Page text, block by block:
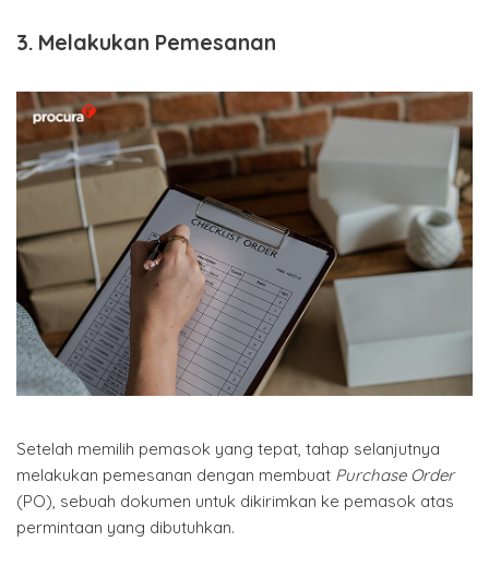
3. Melakukan Pemesanan
Setelah memilih pemasok yang tepat, tahap selanjutnya
melakukan pemesanan dengan membuat Purchase Order
(PO), sebuah dokumen untuk dikirimkan ke pemasok atas
permintaan yang dibutuhkan.